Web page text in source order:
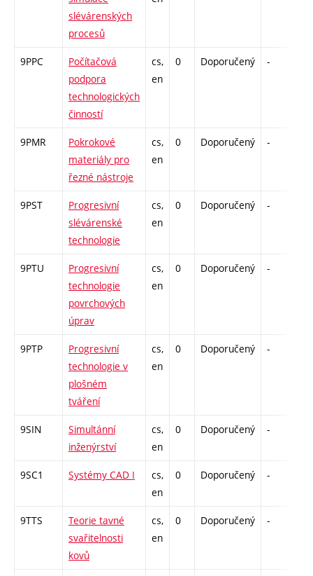
slévárenských
procesů
9PPC
Počítačová
podpora
technologických
činností
cs,
en
0 Doporučený -
9PMR
Pokrokové
materiály pro
řezné nástroje
cs,
en
0 Doporučený -
9PST
Progresivní
slévárenské
technologie
cs,
en
0 Doporučený -
9PTU
Progresivní
technologie
povrchových
úprav
cs,
en
0 Doporučený -
9PTP
Progresivní
technologie v
plošném
tváření
cs,
en
0 Doporučený -
9SIN
Simultánní
inženýrství
cs,
en
0 Doporučený -
9SC1 Systémy CAD I
cs,
en
0 Doporučený -
9TTS
Teorie tavné
svařitelnosti
kovů
cs,
en
0 Doporučený -